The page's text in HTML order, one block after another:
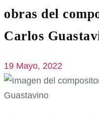
obras del
Carlos
19 Mayo, 2022